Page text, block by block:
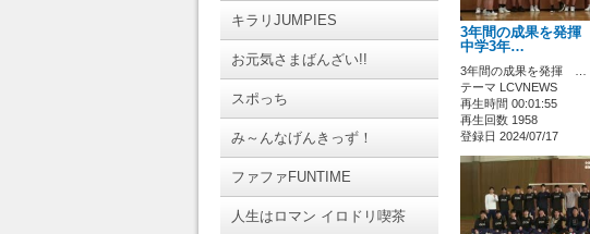
キラリJUMPIES
お元気さまばんざい!!
スポっち
み～んなげんきっず！
ファファFUNTIME
人生はロマン イロドリ喫茶
3年間の成果を発
中学3年…
3年間の成果を発揮 …
テーマ LCVNEWS
再生時間 00:01:55
再生回数 1958
登録日 2024/07/17